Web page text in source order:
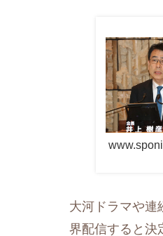
大河ドラマや連
界配信すると決